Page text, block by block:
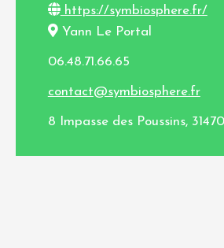
https://symbiosphere.fr/
Yann Le Portal
06.48.71.66.65
contact@symbiosphere.fr
8 Impasse des Poussins,